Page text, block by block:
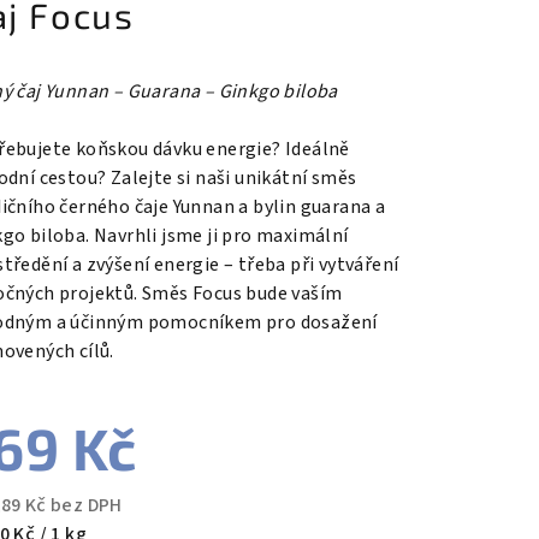
Focus
čaj Yunnan – Guarana – Ginkgo biloba
koňskou dávku energie? Ideálně
cestou? Zalejte si naši unikátní směs
černého čaje Yunnan a bylin guarana a
biloba. Navrhli jsme ji pro maximální
a zvýšení energie – třeba při vytváření
projektů. Směs Focus bude vaším
a účinným pomocníkem pro dosažení
cílů.
Kč
Kč bez DPH